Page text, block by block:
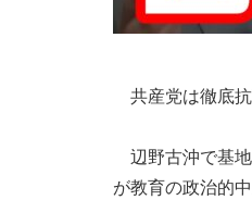
共産党は徹底抗
辺野古沖で基地
が教育の政治的